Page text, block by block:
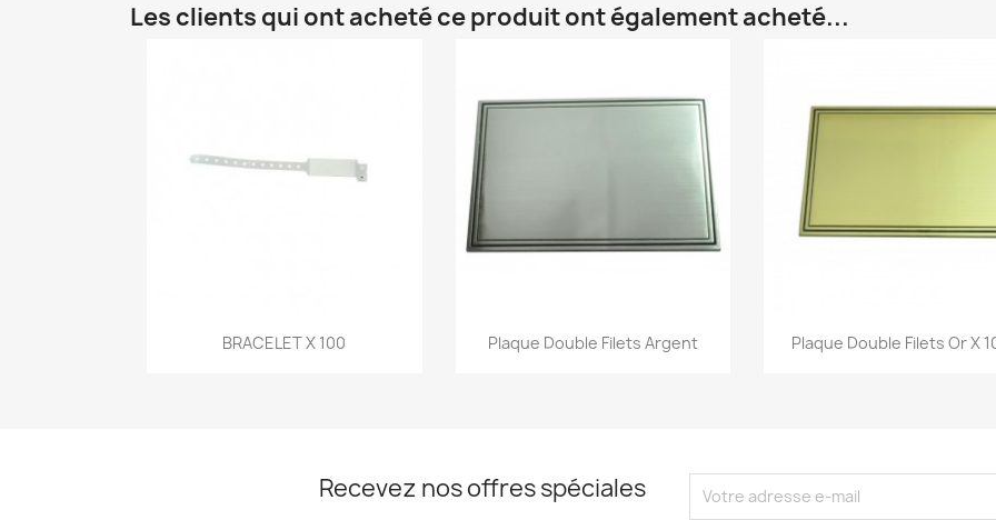
Les clients qui ont acheté ce produit ont également acheté...
Aperçu rapide
BRACELET X 100  Aperçu rapide
Plaque Double Filets Argent Aperçu rapide
Plaque Double Filets Or X
Recevez nos offres spéciales